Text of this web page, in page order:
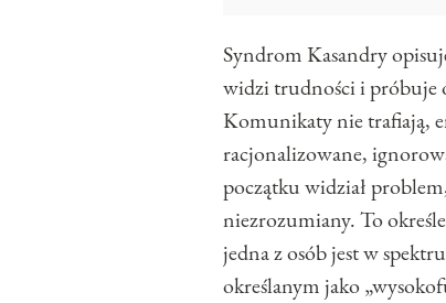
Syndrom Kasandry
widzi trudności i próbuje
Komunikaty nie trafiają,
racjonalizowane,
początku widział
niezrozumiany. To
jedna z osób jest w
określanym jako